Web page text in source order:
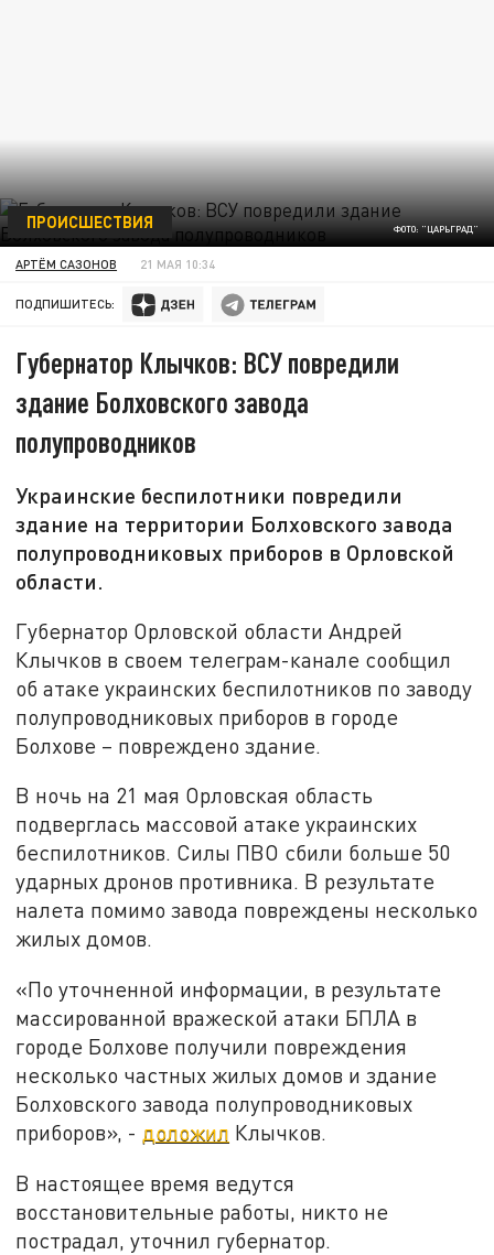
ФОТО: "ЦАРЬГРАД"
ПРОИСШЕСТВИЯ
АРТЁМ САЗОНОВ 21 МАЯ 10:34
ПОДПИШИТЕСЬ:
Губернатор Клычков: ВСУ повредили
здание Болховского завода
полупроводников
Украинские беспилотники повредили
здание на территории Болховского завода
полупроводниковых приборов в Орловской
области.
Губернатор Орловской области Андрей
Клычков в своем телеграм-канале сообщил
об атаке украинских беспилотников по заводу
полупроводниковых приборов в городе
Болхове – повреждено здание.
В ночь на 21 мая Орловская область
подверглась массовой атаке украинских
беспилотников. Силы ПВО сбили больше 50
ударных дронов противника. В результате
налета помимо завода повреждены несколько
жилых домов.
«По уточненной информации, в результате
массированной вражеской атаки БПЛА в
городе Болхове получили повреждения
несколько частных жилых домов и здание
Болховского завода полупроводниковых
приборов», - доложил Клычков.
В настоящее время ведутся
восстановительные работы, никто не
пострадал, уточнил губернатор.